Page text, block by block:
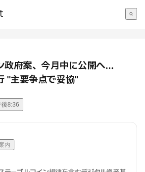
政府案、今月中に公開へ…
"主要争点で妥協"
8:36
内